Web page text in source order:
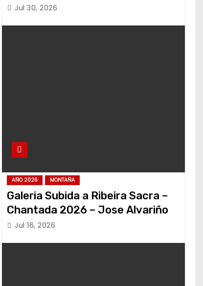
Jul 30, 2026
AÑO 2026 MONTAÑA
Galeria Subida a Ribeira Sacra –
Chantada 2026 – Jose Alvariño
Jul 16, 2026